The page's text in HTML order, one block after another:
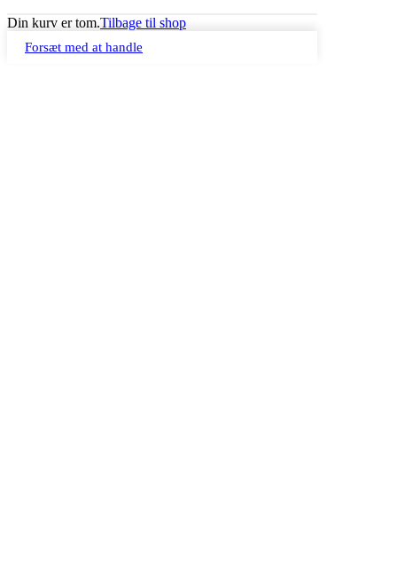
Din kurv er tom.Tilbage til shop
Forsæt med at handle